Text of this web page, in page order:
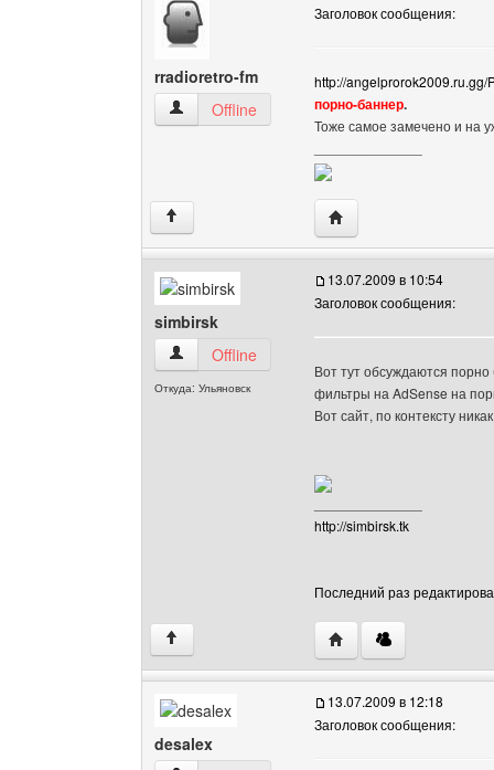
rradioretro-fm
rradioretro-fm Посмотреть профиль
Offline
Заголовок сообщения:
http://
порно-баннер.
Тоже самое замечено и на
↑ Посетить сайт
simbirsk
simbirsk Посмотреть профиль
Offline
Откуда: Ульяновск
13.07.2009 в 10:54
Заголовок сообщения:
Вот тут обсуждаются
фильтры на AdSense на
Вот сайт, по контексту
http://simbirsk.tk
Последний раз
↑ Посетить сайт
desalex
13.07.2009 в 12:18
Заголовок сообщения: